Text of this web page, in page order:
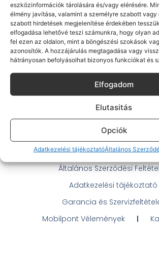
eszközinformációk tárolására és/vagy elérésére.
élmény javítása, valamint a személyre szabott vagy
szabott hirdetések megjelenítése érdekében
elfogadása lehetővé teszi számunkra, hogy olyan
fel ezen az oldalon, mint a böngészési szokások
azonosítók. A hozzájárulás megtagadása vagy
hátrányosan befolyásolhat bizonyos funkciókat és
Elfogadom
Elutasitás
Opciók
Adatkezelési tájékoztatóÁltalános
Jelenleg nincs ilyen
Gyakran Ismételt
Probléma jelentés /
OTP Áruhitel Tájékoztató
Klarna fizetési tájékoztató
Általános Szerződési
Adatkezelési tájékoztató
Garancia és
Mobilpont Vélemények